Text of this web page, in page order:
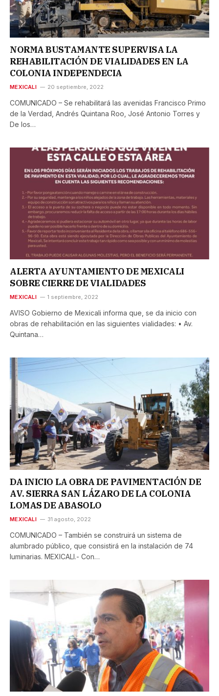
NORMA BUSTAMANTE SUPERVISA LA
REHABILITACIÓN DE VIALIDADES EN LA
COLONIA INDEPENDECIA
MEXICALI 20 septiembre, 2022
COMUNICADO – Se rehabilitará las avenidas Francisco Primo
de la Verdad, Andrés Quintana Roo, José Antonio Torres y
De los…
ALERTA AYUNTAMIENTO DE MEXICALI
SOBRE CIERRE DE VIALIDADES
MEXICALI 1 septiembre, 2022
AVISO Gobierno de Mexicali informa que, se da inicio con
obras de rehabilitación en las siguientes vialidades: • Av.
Quintana…
DA INICIO LA OBRA DE PAVIMENTACIÓN DE
AV. SIERRA SAN LÁZARO DE LA COLONIA
LOMAS DE ABASOLO
MEXICALI 31 agosto, 2022
COMUNICADO – También se construirá un sistema de
alumbrado público, que consistirá en la instalación de 74
luminarias. MEXICALI.- Con…